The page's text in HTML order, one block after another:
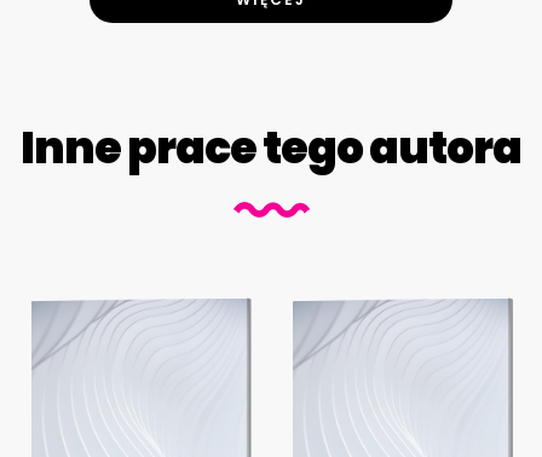
Inne prace tego autora